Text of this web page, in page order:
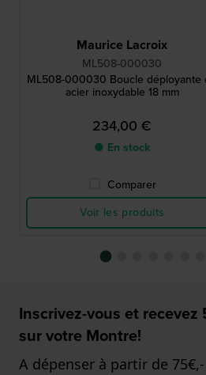
Maurice Lacroix
ML508-000030
ML508-000030 Boucle déployante
acier inoxydable 18 mm
234,00 €
● En stock
Comparer
Voir les produits
Inscrivez-vous et
sur votre Montre!
A dépenser à partir de